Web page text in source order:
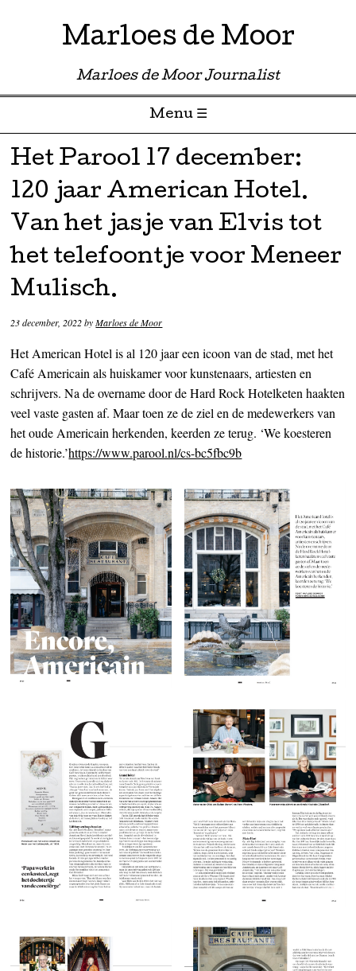
Marloes de Moor
Marloes de Moor Journalist
Menu ☰
Skip to content
Het Parool 17 december:
120 jaar American Hotel.
Van het jasje van Elvis tot
het telefoontje voor Meneer
Mulisch.
23 december, 2022byMarloes de Moor
Het American Hotel is al 120 jaar een icoon van de stad, met het
Café Americain als huiskamer voor kunstenaars, artiesten en
schrijvers. Na de overname door de Hard Rock Hotelketen haakten
veel vaste gasten af. Maar toen ze de ziel en de medewerkers van
het oude Americain herkenden, keerden ze terug. ‘We koesteren
de historie.’https://www.parool.nl/cs-bc5fbc9b